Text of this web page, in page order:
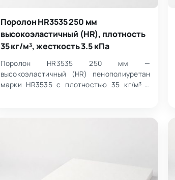
Поролон HR3535 250 мм
высокоэластичный (HR), плотность
35 кг/м³, жесткость 3.5 кПа
Поролон HR3535 250 мм —
высокоэластичный (HR) пенополиуретан
марки HR3535 с плотностью 35 кг/м³ и